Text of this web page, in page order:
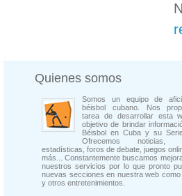
Quienes somos
Somos un equipo de
béisbol cubano. Nos
tarea de desarrollar esta
objetivo de brindar
Béisbol en Cuba y su
Ofrecemos noticias,
estadísticas, foros de debate, juegos
más... Constantemente buscamos
nuestros servicios por lo que pronto
nuevas secciones en nuestra web
y otros entretenimientos.